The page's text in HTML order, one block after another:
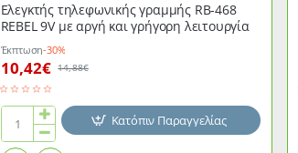
Ελεγκτής τηλεφωνικής γραμμής RB-468
REBEL 9V με αργή και γρήγορη λειτουργία
Έκπτωση-30%
10,42€ 14,88€
Ελεγκτής
Κατόπιν Παραγγελίας